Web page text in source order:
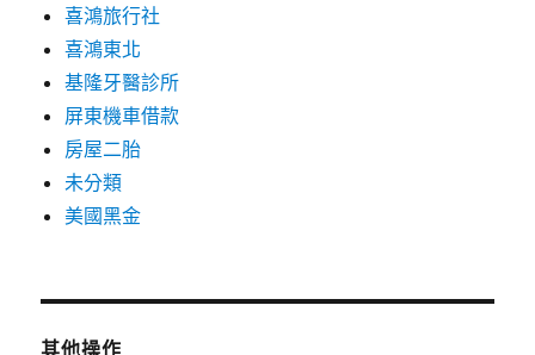
喜鴻旅行社
喜鴻東北
基隆牙醫診所
屏東機車借款
房屋二胎
未分類
美國黑金
其他操作